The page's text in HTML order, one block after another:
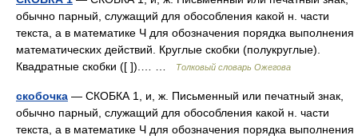
обычно парный, служащий для обособления какой н. части
текста, а в математике Ч для обозначения порядка выполнения
математических действий. Круглые скобки (полукруглые).
Квадратные скобки ([ ]).… …
Толковый словарь Ожегова
скобочка — СКОБКА 1, и, ж. Письменный или печатный знак,
обычно парный, служащий для обособления какой н. части
текста, а в математике Ч для обозначения порядка выполнения